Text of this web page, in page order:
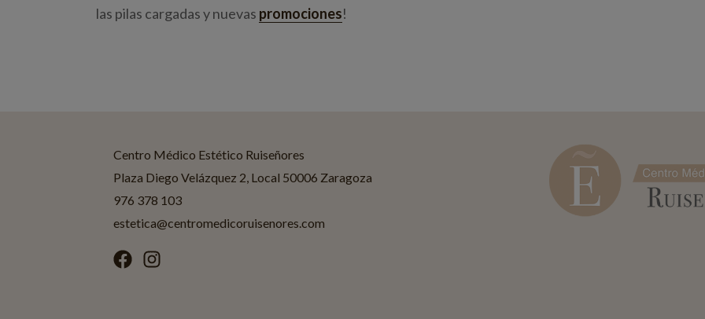
las pilas cargadas y nuevas promociones!
Centro Médico Estético Ruiseñores
Plaza Diego Velázquez 2, Local 50006 Zaragoza
976 378 103
estetica@centromedicoruisenores.com